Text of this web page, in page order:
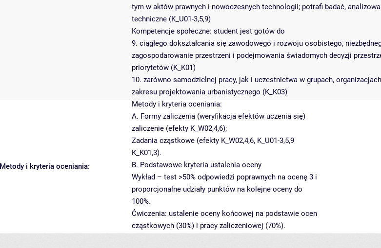
tym w aktów prawnych i nowoczesnych technologii; potrafi badać,
techniczne (K_U01-3,5,9)
Kompetencje społeczne: student jest gotów do
9. ciągłego dokształcania się zawodowego i rozwoju osobistego,
zagospodarowanie przestrzeni i podejmowania świadomych decyzji
priorytetów (K_K01)
10. zarówno samodzielnej pracy, jak i uczestnictwa w grupach,
zakresu projektowania urbanistycznego (K_K03)
Metody i kryteria oceniania:
Metody i kryteria oceniania:
A. Formy zaliczenia (weryfikacja efektów uczenia się)
zaliczenie (efekty K_W02,4,6);
Zadania cząstkowe (efekty K_W02,4,6, K_U01-3,5,9
K_K01,3).
B. Podstawowe kryteria ustalenia oceny
Wykład – test >50% odpowiedzi poprawnych na ocenę 3 i
proporcjonalne udziały punktów na kolejne oceny do
100%.
Ćwiczenia: ustalenie oceny końcowej na podstawie ocen
cząstkowych (30%) i pracy zaliczeniowej (70%).